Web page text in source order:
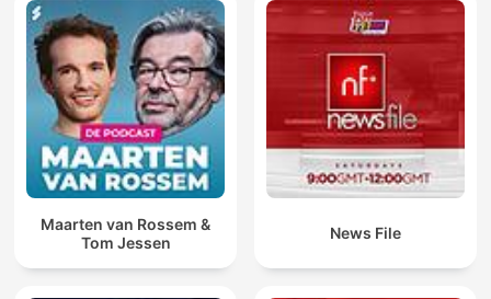
Maarten van Rossem &
Tom Jessen
News File